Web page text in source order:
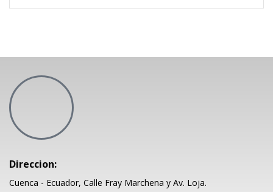
Direccion:
Cuenca - Ecuador, Calle Fray Marchena y Av. Loja.